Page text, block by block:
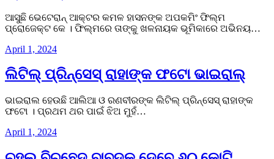
ଆସୁଛି ଭେଟେରାନ୍ ଆକ୍ଟର କମଳ ହାସନଙ୍କ ଅପକମିଂ ଫିଲ୍ମ
ପ୍ରୋଜେକ୍ଟ କେ । ଫିଲ୍ମରେ ତାଙ୍କୁ ଖଳନାୟକ ଭୂମିକାରେ ଅଭିନୟ…
April 1, 2024
ଲିଟିଲ୍ ପ୍ରିନ୍ସେସ୍ ରାହାଙ୍କ ଫଟୋ ଭାଇରାଲ୍
ଭାଇରାଲ ହେଉଛି ଆଲିଆ ଓ ରଣବୀରଙ୍କ ଲିଟିଲ୍‌ ପ୍ରିନ୍ସେସ୍‌ ରାହାଙ୍କ
ଫଟୋ । ପ୍ରଥମ ଥର ପାଇଁ ଝିଅ ମୁହଁ…
April 1, 2024